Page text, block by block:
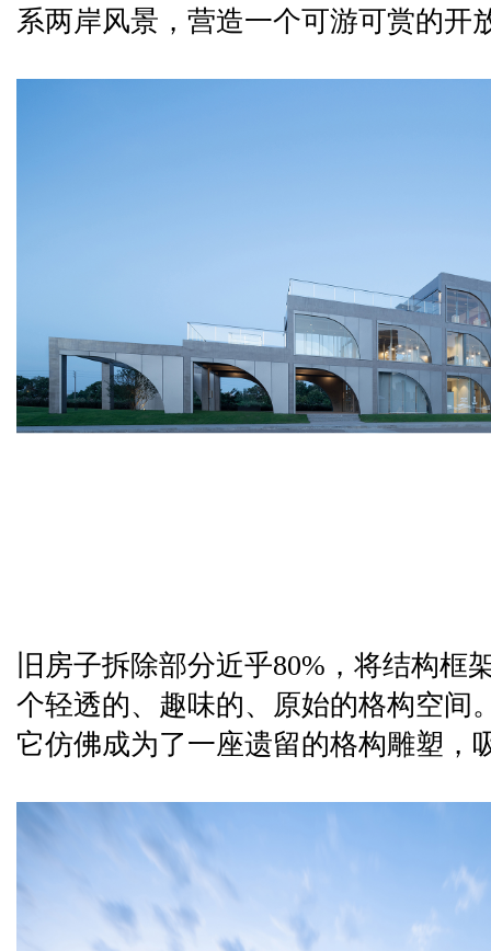
系两岸风景，营造一个可游可赏的开
旧房子拆除部分近乎80%，将结构框
个轻透的、趣味的、原始的格构空间
它仿佛成为了一座遗留的格构雕塑，